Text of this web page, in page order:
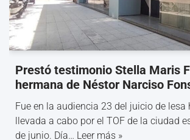
Prestó testimonio Stella Maris
hermana de Néstor Narciso
Fue en la audiencia 23 del juicio de lesa
llevada a cabo por el TOF de la ciudad
de junio. Día… Leer más »